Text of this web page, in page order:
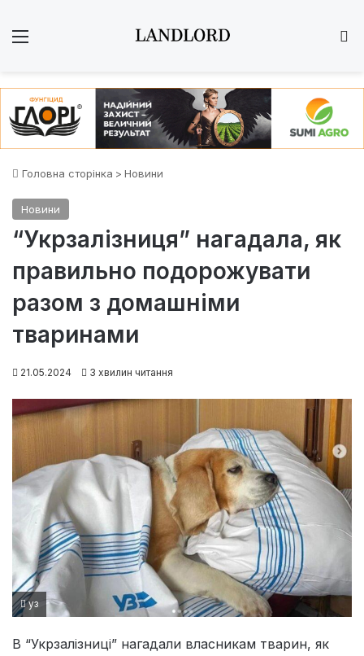
Головна сторінка > Новини
Новини
“Укрзалізниця” нагадала, як
правильно подорожувати
разом з домашніми
тваринами
21.05.2024 3 хвилин читання
уз
В “Укрзалізниці” нагадали власникам тварин, як